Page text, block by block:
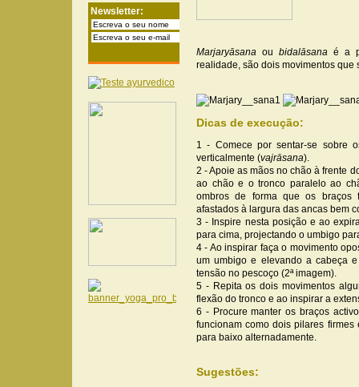
Newsletter:
Marjaryāsana ou bidalāsana é a
realidade, são dois movimentos que
Dicas de execução:
1 - Comece por sentar-se sobre
verticalmente (vajrāsana).
2 - Apoie as mãos no chão à frente
ao chão e o tronco paralelo ao
ombros de forma que os braços
afastados à largura das ancas bem
3 - Inspire nesta posição e ao
para cima, projectando o umbigo
4 - Ao inspirar faça o movimento
um umbigo e elevando a cabeça
tensão no pescoço (2ª imagem).
5 - Repita os dois movimentos
flexão do tronco e ao inspirar a
6 - Procure manter os braços
funcionam como dois pilares
para baixo alternadamente.
Sugestões: